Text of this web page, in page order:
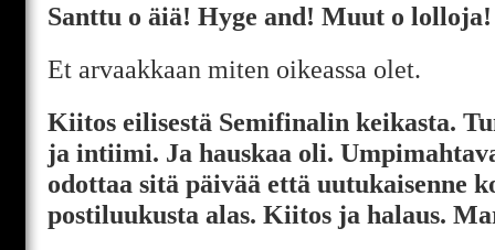
Santtu o äiä! Hyge and! Muut o lolloja!
Et arvaakkaan miten oikeassa olet.
Kiitos eilisestä Semifinalin keikasta.
ja intiimi. Ja hauskaa oli.
odottaa sitä päivää että uutukaisenne
postiluukusta alas. Kiitos ja halaus.